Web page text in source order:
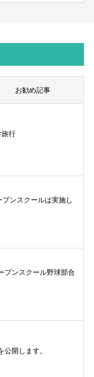
お勧め記事
旅行
ンスクールは実施し
プンスクール野球部合
公開します。